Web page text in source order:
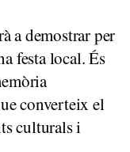
a demostrar per
festa local. És
converteix el
culturals i